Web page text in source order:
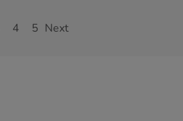
4 5 Next